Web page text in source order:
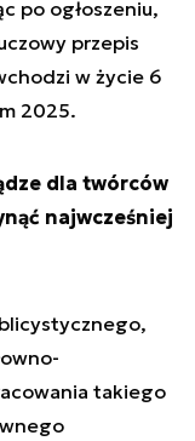
po ogłoszeniu,
przepis
w życie 6
2025.
dla twórców
najwcześniej
takiego